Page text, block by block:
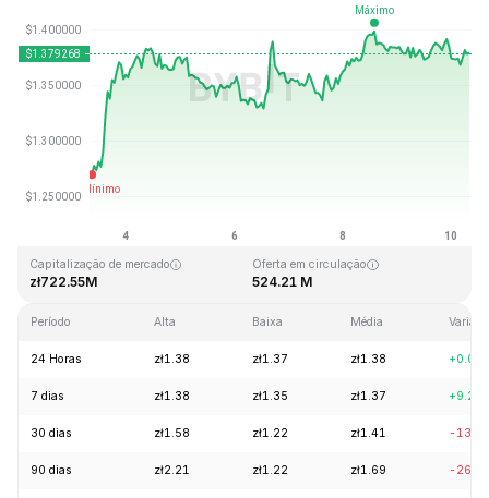
Última atualização: 2026-08-10, 07:24 GMT+0
Capitalização de mercado
zł722.55M
Oferta em circulação
524.21 M
Período Alta Baixa Média
24 Horas zł1.38 zł1.37 zł1.38
7 dias zł1.38 zł1.35 zł1.37
30 dias zł1.58 zł1.22 zł1.41 -
90 dias zł2.21 zł1.22 zł1.69 -